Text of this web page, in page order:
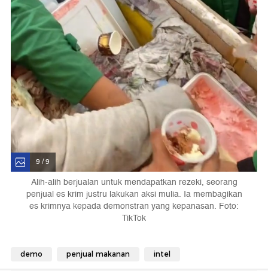
9 / 9
Alih-alih berjualan untuk mendapatkan rezeki, seorang
penjual es krim justru lakukan aksi mulia. Ia membagikan
es krimnya kepada demonstran yang kepanasan. Foto:
TikTok
demo penjual makanan intel